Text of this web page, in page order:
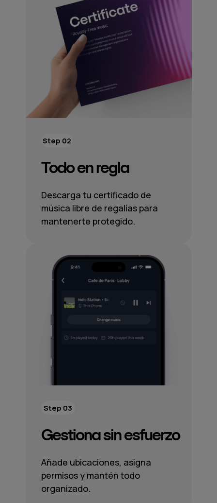
Todo en regla
Descarga tu certificado de
música libre de regalías para
mantenerte protegido.
Step 02
Gestiona sin esfuerzo
Añade ubicaciones, asigna
permisos y mantén todo
organizado.
Step 03